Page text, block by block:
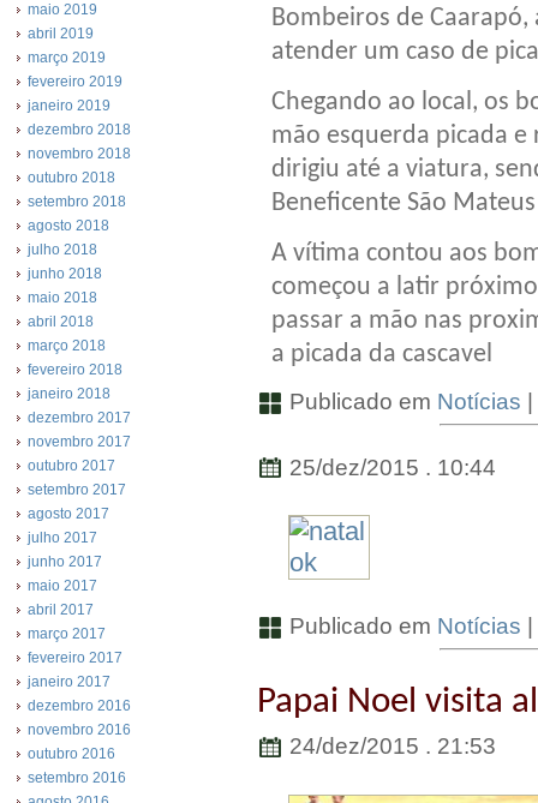
maio 2019
abril 2019
março 2019
fevereiro 2019
janeiro 2019
dezembro 2018
novembro 2018
outubro 2018
setembro 2018
agosto 2018
julho 2018
junho 2018
maio 2018
abril 2018
março 2018
fevereiro 2018
janeiro 2018
dezembro 2017
novembro 2017
outubro 2017
setembro 2017
agosto 2017
julho 2017
junho 2017
maio 2017
abril 2017
março 2017
fevereiro 2017
janeiro 2017
dezembro 2016
novembro 2016
outubro 2016
setembro 2016
Bombeiros de
atender um caso de
Chegando ao local, os
mão esquerda picada
dirigiu até a viatura,
Beneficente São
A vítima contou aos
começou a latir
passar a mão nas
a picada da cascavel
Publicado em Notícias |
25/dez/2015 . 10:44
Publicado em Notícias
Papai Noel visita
24/dez/2015 . 21:53